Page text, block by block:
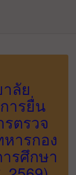
ลัย
ารยื่น
ตรวจ
ารกอง
รศึกษา